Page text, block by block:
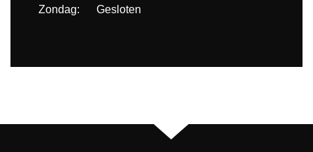
Zondag: Gesloten